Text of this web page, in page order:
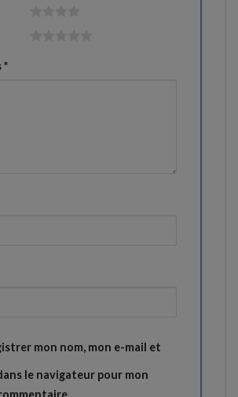
*
mon nom, mon e-mail et
le navigateur pour mon